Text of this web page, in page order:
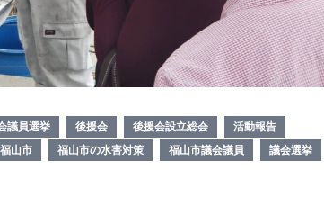
議員選挙 後援会 後援会設立総会
活動報告
福山市 福山市の水害対策 福山市議会議員 議会選挙